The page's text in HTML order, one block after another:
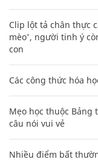
Clip lột tả chân thực
mèo', người tinh ý
con
Các công thức hóa
Mẹo học thuộc Bảng
câu nói vui vẻ
Nhiều điểm bất